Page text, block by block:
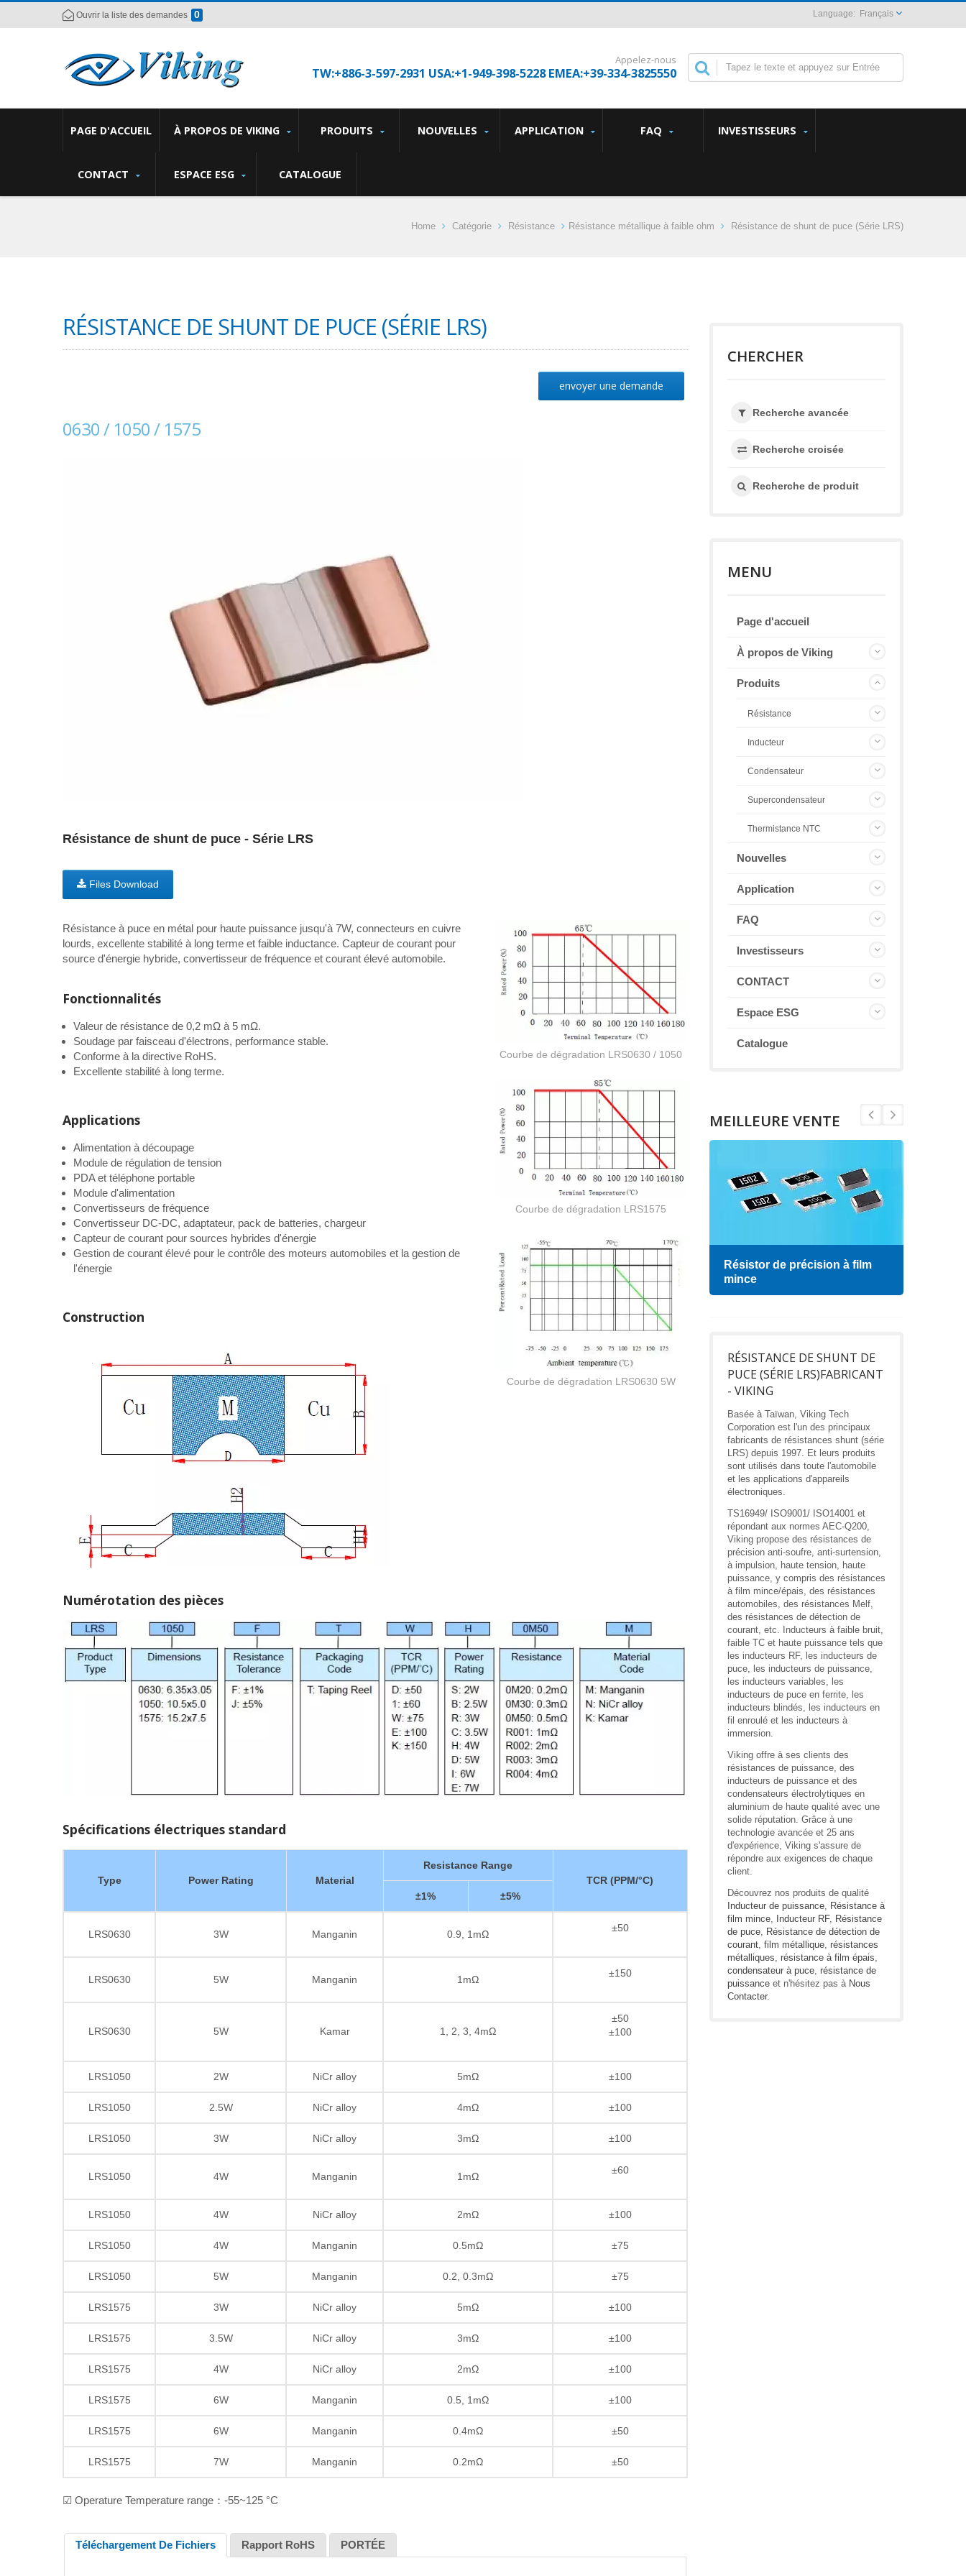
Ouvrir la liste des demandes 0 Français
Appelez-nous
TW:+886-3-597-2931 USA:+1-949-398-5228 EMEA:+39-334-3825550
PAGE D'ACCUEIL À PROPOS DE VIKING PRODUITS NOUVELLES APPLICATION FAQ INVESTISSEURS
CONTACT ESPACE ESG CATALOGUE
Home Catégorie Résistance Résistance métallique à faible ohm Résistance de shunt de puce (Série LRS)
RÉSISTANCE DE SHUNT DE PUCE (SÉRIE LRS)
envoyer une demande
0630 / 1050 / 1575
Résistance de shunt de puce - Série LRS
Files Download
Courbe de dégradation LRS0630 / 1050
Courbe de dégradation LRS1575
Courbe de dégradation LRS0630 5W
Résistance à puce en métal pour haute puissance jusqu'à 7W, connecteurs en cuivre
lourds, excellente stabilité à long terme et faible inductance. Capteur de courant pour
source d'énergie hybride, convertisseur de fréquence et courant élevé automobile.
Fonctionnalités
Valeur de résistance de 0,2 mΩ à 5 mΩ.
Soudage par faisceau d'électrons, performance stable.
Conforme à la directive RoHS.
Excellente stabilité à long terme.
Applications
Alimentation à découpage
Module de régulation de tension
PDA et téléphone portable
Module d'alimentation
Convertisseurs de fréquence
Convertisseur DC-DC, adaptateur, pack de batteries, chargeur
Capteur de courant pour sources hybrides d'énergie
Gestion de courant élevé pour le contrôle des moteurs automobiles et la gestion de
l'énergie
Construction
Numérotation des pièces
Spécifications électriques standard
Type Power Rating Material
Resistance Range
TCR (PPM/°C)
±1%
±5%
LRS0630 3W Manganin 0.9, 1mΩ
±50
LRS0630 5W Manganin 1mΩ
±150
LRS0630 5W Kamar 1, 2, 3, 4mΩ
±50
±100
LRS1050 2W NiCr alloy 5mΩ ±100
LRS1050 2.5W NiCr alloy 4mΩ ±100
LRS1050 3W NiCr alloy 3mΩ ±100
LRS1050 4W Manganin 1mΩ
±60
LRS1050 4W NiCr alloy 2mΩ ±100
LRS1050 4W Manganin 0.5mΩ ±75
LRS1050 5W Manganin 0.2, 0.3mΩ ±75
LRS1575 3W NiCr alloy 5mΩ ±100
LRS1575 3.5W NiCr alloy 3mΩ ±100
LRS1575 4W NiCr alloy 2mΩ ±100
LRS1575 6W Manganin 0.5, 1mΩ ±100
LRS1575 6W Manganin 0.4mΩ ±50
LRS1575 7W Manganin 0.2mΩ ±50
☑ Operature Temperature range：-55~125 °C
Téléchargement De Fichiers Rapport RoHS PORTÉE
CHERCHER
Recherche avancée
Recherche croisée
Recherche de produit
MENU
Page d'accueil
À propos de Viking
Produits
Résistance
Inducteur
Condensateur
Supercondensateur
Thermistance NTC
Nouvelles
Application
FAQ
Investisseurs
CONTACT
Espace ESG
Catalogue
MEILLEURE VENTE
Résistance à film épais
Résistor de précision à film
mince
RÉSISTANCE DE SHUNT DE
PUCE (SÉRIE LRS)FABRICANT
- VIKING
Basée à Taïwan, Viking Tech
Corporation est l'un des principaux
fabricants de résistances shunt (série
LRS) depuis 1997. Et leurs produits
sont utilisés dans toute l'automobile
et les applications d'appareils
électroniques.
TS16949/ ISO9001/ ISO14001 et
répondant aux normes AEC-Q200,
Viking propose des résistances de
précision anti-soufre, anti-surtension,
à impulsion, haute tension, haute
puissance, y compris des résistances
à film mince/épais, des résistances
automobiles, des résistances Melf,
des résistances de détection de
courant, etc. Inducteurs à faible bruit,
faible TC et haute puissance tels que
les inducteurs RF, les inducteurs de
puce, les inducteurs de puissance,
les inducteurs variables, les
inducteurs de puce en ferrite, les
inducteurs blindés, les inducteurs en
fil enroulé et les inducteurs à
immersion.
Viking offre à ses clients des
résistances de puissance, des
inducteurs de puissance et des
condensateurs électrolytiques en
aluminium de haute qualité avec une
solide réputation. Grâce à une
technologie avancée et 25 ans
d'expérience, Viking s'assure de
répondre aux exigences de chaque
client.
Découvrez nos produits de qualité
Inducteur de puissance, Résistance à
film mince, Inducteur RF, Résistance
de puce, Résistance de détection de
courant, film métallique, résistances
métalliques, résistance à film épais,
condensateur à puce, résistance de
puissance et n'hésitez pas à Nous
Contacter.